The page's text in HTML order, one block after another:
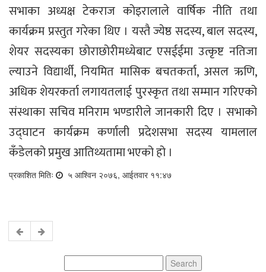
सभाका अध्यक्ष टेकराज कोइरालाले वार्षिक नीति तथा
कार्यक्रम प्रस्तुत गरेका थिए । यस्तै ज्येष्ठ सदस्य, बाल सदस्य,
शेयर सदस्यका छोराछोरीमध्येबाट एसईईमा उत्कृष्ट नतिजा
ल्याउने विद्यार्थी, नियमित मासिक बचतकर्ता, असल ऋणि,
अधिक शेयरकर्ता लगायतलाई पुरस्कृत तथा सम्मान गरिएको
संस्थाका सचिव मनिराम भण्डारीले जानकारी दिए । सभाको
उद्घाटन कार्यक्रम कर्णाली प्रदेशसभा सदस्य यामलाल
कँडेलको प्रमुख आतिथ्यतामा भएको हो ।
प्रकाशित मितिः ५ आश्विन २०७६, आईतवार ११:४७